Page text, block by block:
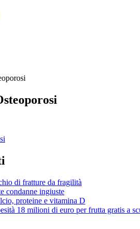
di fratture da fragilità
condanne ingiuste
proteine e vitamina D
18 milioni di euro per frutta gratis a